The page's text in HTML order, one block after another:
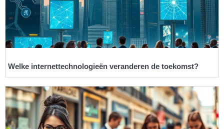
Welke internettechnologieën veranderen de toekomst?